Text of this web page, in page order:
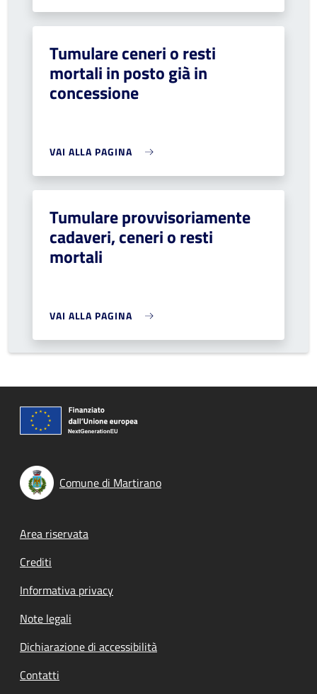
Tumulare ceneri o resti
mortali in posto già in
concessione
VAI ALLA PAGINA
Tumulare provvisoriamente
cadaveri, ceneri o resti
mortali
VAI ALLA PAGINA
Comune di Martirano
Footer menu
Area riservata
Crediti
Informativa privacy
Note legali
Dichiarazione di accessibilità
Contatti